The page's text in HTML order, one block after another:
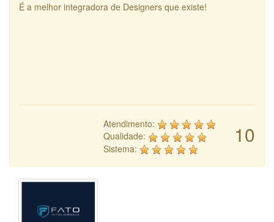
É a melhor integradora de Designers que existe!
10
Atendimento:
Qualidade:
Sistema: